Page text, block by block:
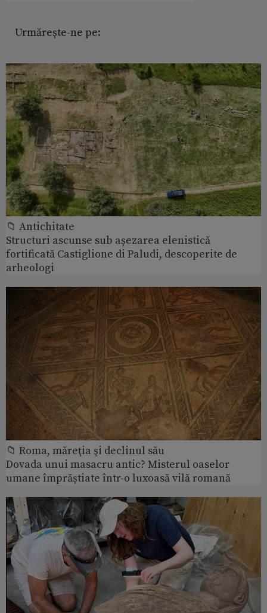
Urmărește-ne pe:
📁 Antichitate
Structuri ascunse sub așezarea elenistică
fortificată Castiglione di Paludi, descoperite de
arheologi
📁 Roma, măreţia şi declinul său
Dovada unui masacru antic? Misterul oaselor
umane împrăștiate într-o luxoasă vilă romană